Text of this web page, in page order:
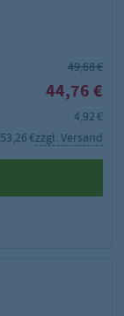
49,68 €
44,76 €
4,92 €
53,26 €zzgl. Versand